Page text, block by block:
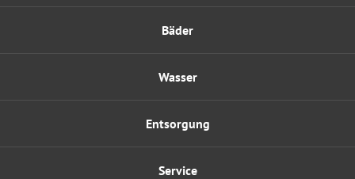
Wasser
Bäder
Entsorgung
Service